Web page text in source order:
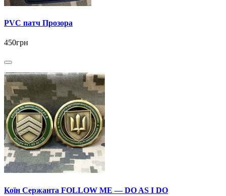
PVC патч Прозора
450грн
Коїн Сержанта FOLLOW ME — DO AS I DO